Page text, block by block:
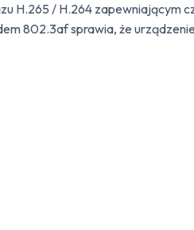
H.265 / H.264 zapewniającym
802.3af sprawia, że